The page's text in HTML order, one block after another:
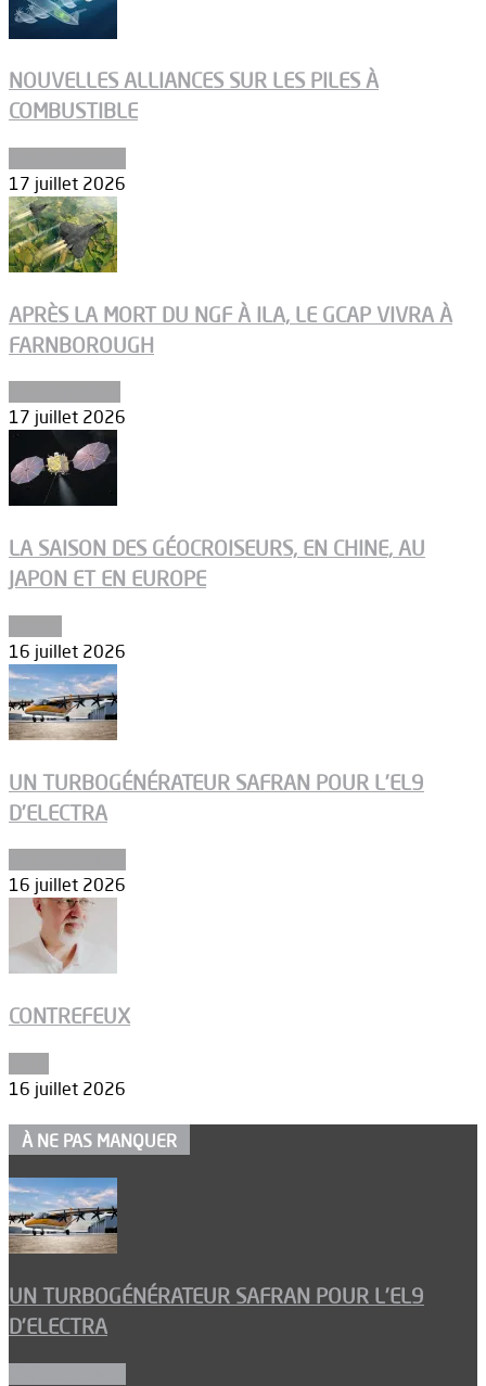
NOUVELLES ALLIANCES SUR LES PILES À
COMBUSTIBLE
17 juillet 2026
APRÈS LA MORT DU NGF À ILA, LE GCAP VIVRA À
FARNBOROUGH
17 juillet 2026
LA SAISON DES GÉOCROISEURS, EN CHINE, AU
JAPON ET EN EUROPE
16 juillet 2026
UN TURBOGÉNÉRATEUR SAFRAN POUR L’EL9
D’ELECTRA
16 juillet 2026
CONTREFEUX
16 juillet 2026
À NE PAS MANQUER
UN TURBOGÉNÉRATEUR SAFRAN POUR L’EL9
D’ELECTRA